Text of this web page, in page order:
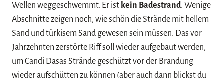
Wellen weggeschwemmt. Er ist kein Badestrand. Wenige
Abschnitte zeigen noch, wie schön die Strände mit hellem
Sand und türkisem Sand gewesen sein müssen. Das vor
Jahrzehnten zerstörte Riff soll wieder aufgebaut werden,
um Candi Dasas Strände geschützt vor der Brandung
wieder aufschütten zu können (aber auch dann blickst du